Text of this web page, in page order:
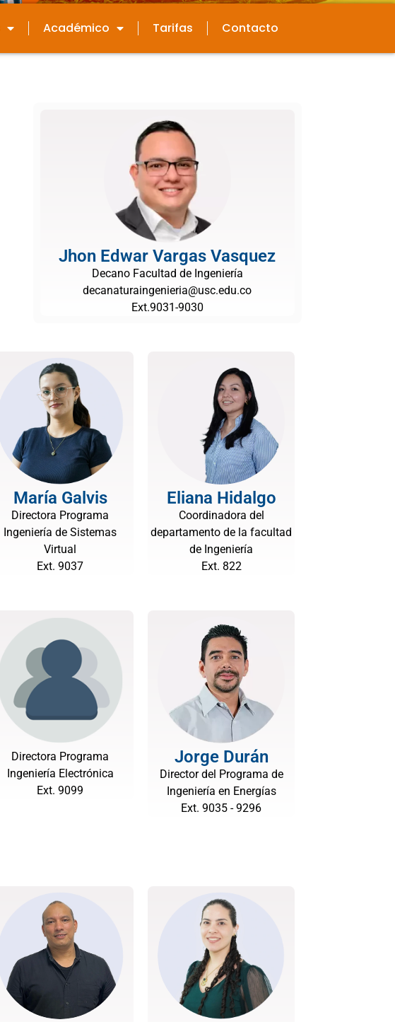
Académico Tarifas Contacto
Jhon Edwar Vargas Vasquez
Decano Facultad de Ingeniería
decanaturaingenieria@usc.edu.co
Ext.9031-9030
María Galvis
Directora Programa
Ingeniería de Sistemas
Virtual
Ext. 9037
Eliana Hidalgo
Coordinadora del
departamento de la facultad
de Ingeniería
Ext. 822
Directora Programa
Ingeniería Electrónica
Ext. 9099
Jorge Durán
Director del Programa de
Ingeniería en Energías
Ext. 9035 - 9296